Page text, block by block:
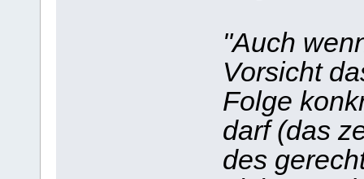
"Auch
Vorsicht
Folge
darf (das
des